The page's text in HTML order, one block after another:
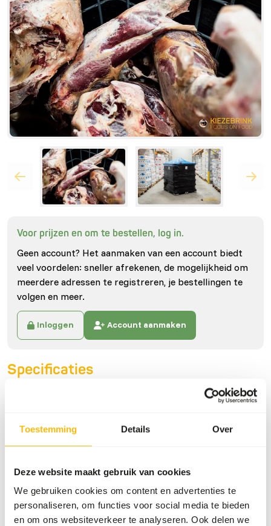
Toestemming Details Over
Deze website maakt gebruik van cookies
We gebruiken cookies om content en advertenties te
personaliseren, om functies voor social media te bieden
en om ons websiteverkeer te analyseren. Ook delen we
Voor prijzen en om te bestellen, log in.
Geen account? Het aanmaken van een account biedt
veel voordelen: sneller afrekenen, de mogelijkheid om
meerdere adressen te registreren, je bestellingen te
volgen en meer.
Inloggen Account aanmaken
Specificaties
Artikel
Runder achterpoten - cat.
Artikelnummer
40027
Verkoopeenheid
per kg
Voorraadstatus
Uit voorraad leverbaar